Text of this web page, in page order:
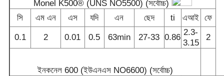
Monel K500® (UNS NO5500) (সর্বোচ্চ)
সি
এম এন এস যদি এন ছেদ ti এআই ফে
0.1
2 0.01 0.5 63min 27-33 0.86 2.3-
3.15
2
ইনকনেল 600 (ইউএনএস NO6600) (সর্বোচ্চ)